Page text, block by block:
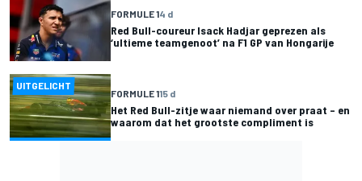
FORMULE 14 d
Red Bull-coureur Isack Hadjar geprezen als
‘ultieme teamgenoot’ na F1 GP van Hongarije
UITGELICHT
FORMULE 115 d
Het Red Bull-zitje waar niemand over praat – en
waarom dat het grootste compliment is